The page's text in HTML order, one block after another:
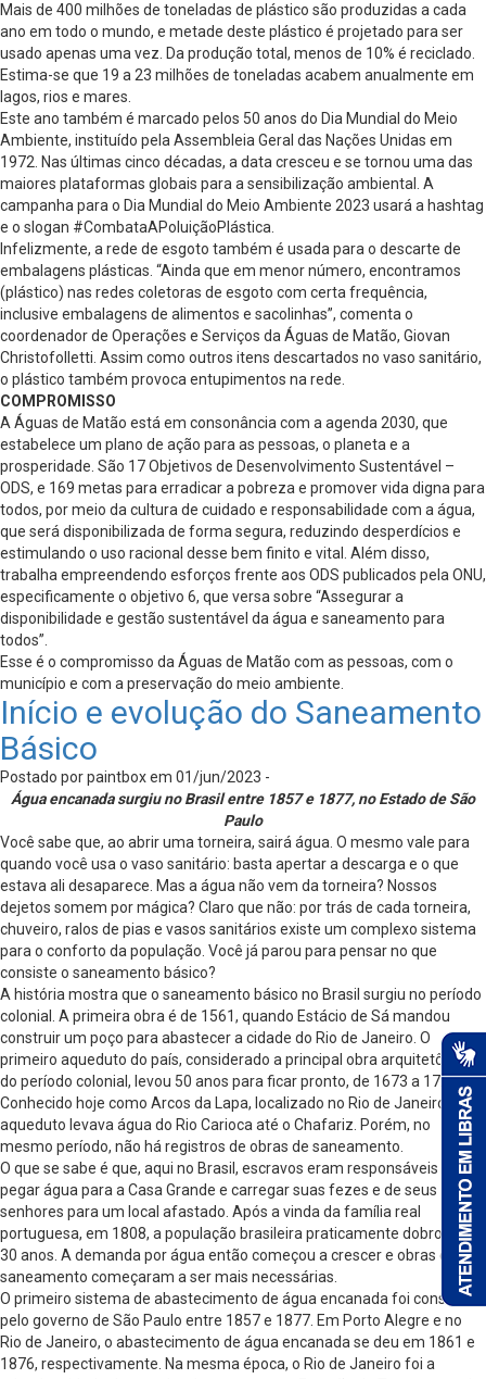
Mais de 400 milhões de toneladas de plástico são produzidas a cada
ano em todo o mundo, e metade deste plástico é projetado para ser
usado apenas uma vez. Da produção total, menos de 10% é reciclado.
Estima-se que 19 a 23 milhões de toneladas acabem anualmente em
lagos, rios e mares.
Este ano também é marcado pelos 50 anos do Dia Mundial do Meio
Ambiente, instituído pela Assembleia Geral das Nações Unidas em
1972. Nas últimas cinco décadas, a data cresceu e se tornou uma das
maiores plataformas globais para a sensibilização ambiental. A
campanha para o Dia Mundial do Meio Ambiente 2023 usará a hashtag
e o slogan #CombataAPoluiçãoPlástica.
Infelizmente, a rede de esgoto também é usada para o descarte de
embalagens plásticas. “Ainda que em menor número, encontramos
(plástico) nas redes coletoras de esgoto com certa frequência,
inclusive embalagens de alimentos e sacolinhas”, comenta o
coordenador de Operações e Serviços da Águas de Matão, Giovan
Christofolletti. Assim como outros itens descartados no vaso sanitário,
o plástico também provoca entupimentos na rede.
COMPROMISSO
A Águas de Matão está em consonância com a agenda 2030, que
estabelece um plano de ação para as pessoas, o planeta e a
prosperidade. São 17 Objetivos de Desenvolvimento Sustentável –
ODS, e 169 metas para erradicar a pobreza e promover vida digna para
todos, por meio da cultura de cuidado e responsabilidade com a água,
que será disponibilizada de forma segura, reduzindo desperdícios e
estimulando o uso racional desse bem finito e vital. Além disso,
trabalha empreendendo esforços frente aos ODS publicados pela ONU,
especificamente o objetivo 6, que versa sobre “Assegurar a
disponibilidade e gestão sustentável da água e saneamento para
todos”.
Esse é o compromisso da Águas de Matão com as pessoas, com o
município e com a preservação do meio ambiente.
Início e evolução do Saneamento
Básico
Postado por paintbox em 01/jun/2023 -
Água encanada surgiu no Brasil entre 1857 e 1877, no Estado de São
Paulo
Você sabe que, ao abrir uma torneira, sairá água. O mesmo vale para
quando você usa o vaso sanitário: basta apertar a descarga e o que
estava ali desaparece. Mas a água não vem da torneira? Nossos
dejetos somem por mágica? Claro que não: por trás de cada torneira,
chuveiro, ralos de pias e vasos sanitários existe um complexo sistema
para o conforto da população. Você já parou para pensar no que
consiste o saneamento básico?
A história mostra que o saneamento básico no Brasil surgiu no período
colonial. A primeira obra é de 1561, quando Estácio de Sá mandou
construir um poço para abastecer a cidade do Rio de Janeiro. O
primeiro aqueduto do país, considerado a principal obra arquitetônica
do período colonial, levou 50 anos para ficar pronto, de 1673 a 1723.
Conhecido hoje como Arcos da Lapa, localizado no Rio de Janeiro, o
aqueduto levava água do Rio Carioca até o Chafariz. Porém, no
mesmo período, não há registros de obras de saneamento.
O que se sabe é que, aqui no Brasil, escravos eram responsáveis por
pegar água para a Casa Grande e carregar suas fezes e de seus
senhores para um local afastado. Após a vinda da família real
portuguesa, em 1808, a população brasileira praticamente dobrou em
30 anos. A demanda por água então começou a crescer e obras de
saneamento começaram a ser mais necessárias.
O primeiro sistema de abastecimento de água encanada foi construído
pelo governo de São Paulo entre 1857 e 1877. Em Porto Alegre e no
Rio de Janeiro, o abastecimento de água encanada se deu em 1861 e
1876, respectivamente. Na mesma época, o Rio de Janeiro foi a